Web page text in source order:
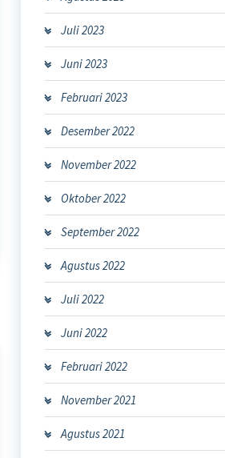
Juli 2023
Juni 2023
Februari 2023
Desember 2022
November 2022
Oktober 2022
September 2022
Agustus 2022
Juli 2022
Juni 2022
Februari 2022
November 2021
Agustus 2021